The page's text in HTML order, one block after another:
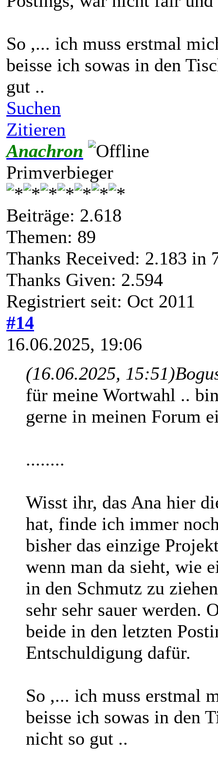
So ,... ich muss erstmal
beisse ich sowas in den
gut ..
Suchen
Zitieren
Anachron
Primverbieger
Beiträge: 2.618
Themen: 89
Thanks Received: 2.183 in
Thanks Given: 2.594
Registriert seit: Oct 2011
#14
16.06.2025, 19:06
(16.06.2025, 15:51)
für meine Wortwahl ..
gerne in meinen Forum
........
Wisst ihr, das Ana hier
hat, finde ich immer
bisher das einzige
wenn man da sieht, wie
in den Schmutz zu
sehr sehr sauer werden.
beide in den letzten
Entschuldigung dafür.
So ,... ich muss erstmal
beisse ich sowas in den
nicht so gut ..